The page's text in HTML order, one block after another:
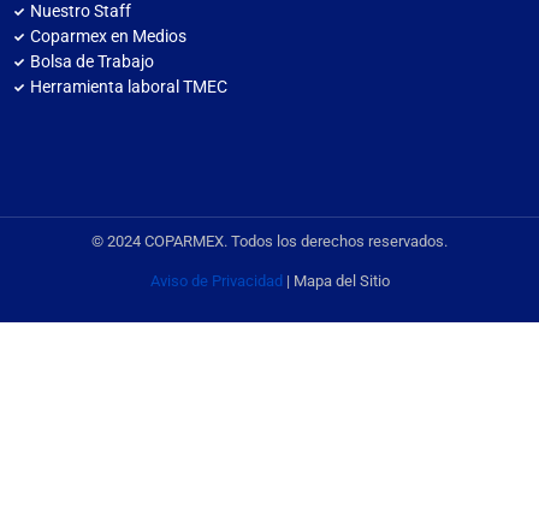
Nuestro Staff
Coparmex en Medios
Bolsa de Trabajo
Herramienta laboral TMEC
© 2024 COPARMEX. Todos los derechos reservados.
Aviso de Privacidad | Mapa del Sitio